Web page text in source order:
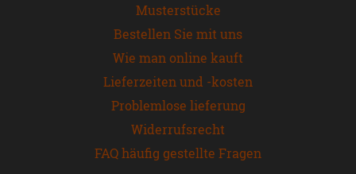
Musterstücke
Bestellen Sie mit uns
Wie man online kauft
Lieferzeiten und -kosten
Problemlose lieferung
Widerrufsrecht
FAQ häufig gestellte Fragen